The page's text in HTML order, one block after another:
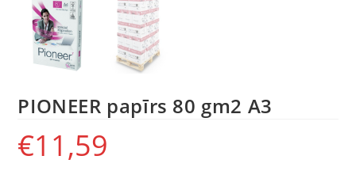
PIONEER papīrs 80 gm2 A3
€11,59